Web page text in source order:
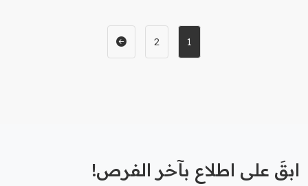
1
2
ابقَ على اطلاع بآخر الفرص!